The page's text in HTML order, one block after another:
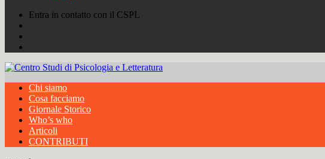
Entra in contatto con il CSPL
Chi siamo
Cosa facciamo
Giornale Storico
Who’s who
Articoli
CONTRIBUTI